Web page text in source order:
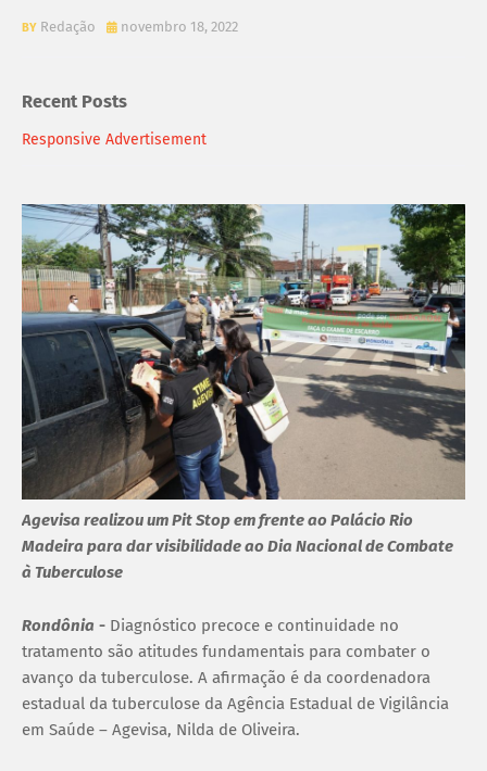
Redação novembro 18, 2022
Recent Posts
Responsive Advertisement
Agevisa realizou um Pit Stop em frente ao Palácio Rio
Madeira para dar visibilidade ao Dia Nacional de Combate
à Tuberculose
Rondônia - Diagnóstico precoce e continuidade no
tratamento são atitudes fundamentais para combater o
avanço da tuberculose. A afirmação é da coordenadora
estadual da tuberculose da Agência Estadual de Vigilância
em Saúde – Agevisa, Nilda de Oliveira.